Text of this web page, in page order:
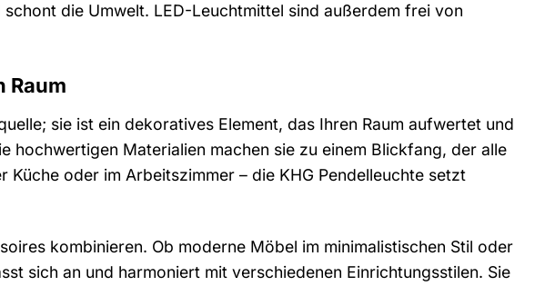
die Umwelt. LED-Leuchtmittel sind außerdem frei von
Raum
sie ist ein dekoratives Element, das Ihren Raum aufwertet und
hochwertigen Materialien machen sie zu einem Blickfang, der alle
Küche oder im Arbeitszimmer – die KHG Pendelleuchte setzt
kombinieren. Ob moderne Möbel im minimalistischen Stil oder
sich an und harmoniert mit verschiedenen Einrichtungsstilen. Sie